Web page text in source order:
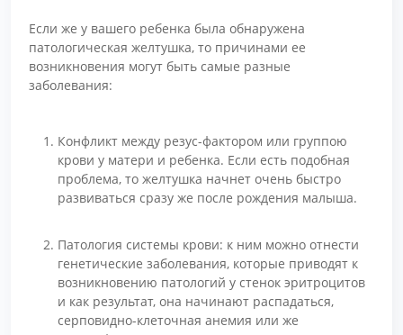
Если же у вашего ребенка была обнаружена
патологическая желтушка, то причинами ее
возникновения могут быть самые разные
заболевания:
Конфликт между резус-фактором или группою
крови у матери и ребенка. Если есть подобная
проблема, то желтушка начнет очень быстро
развиваться сразу же после рождения малыша.
Патология системы крови: к ним можно отнести
генетические заболевания, которые приводят к
возникновению патологий у стенок эритроцитов
и как результат, она начинают распадаться,
серповидно-клеточная анемия или же